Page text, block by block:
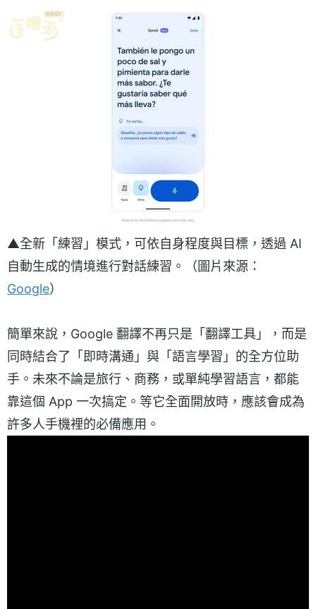
▲全新「練習」模式，可依自身程度與目標，透過 AI
自動生成的情境進行對話練習。（圖片來源：
Google）
簡單來說，Google 翻譯不再只是「翻譯工具」，而是
同時結合了「即時溝通」與「語言學習」的全方位助
手。未來不論是旅行、商務，或單純學習語言，都能
靠這個 App 一次搞定。等它全面開放時，應該會成為
許多人手機裡的必備應用。